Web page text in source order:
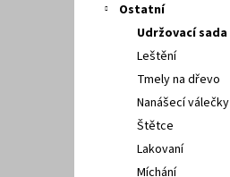
Ostatní
Udržovací sada
Leštění
Tmely na dřevo
Nanášecí válečky
Štětce
Lakovaní
Míchání